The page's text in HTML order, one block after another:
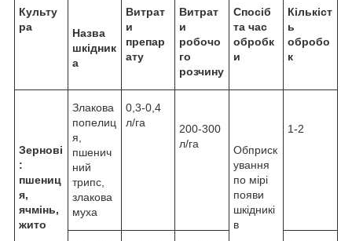
Культу
ра
Назва
шкідник
а
Витрат
и
препар
ату
Витрат
и
робочо
го
розчину
Спосіб
та час
обробк
и
Кількіст
ь
обробо
к
Зернові
:
пшениц
я,
ячмінь,
жито
Злакова
попелиц
я,
пшенич
ний
трипс,
злакова
муха
0,3-0,4
л/га
200-300
л/га
Обприск
ування
по мірі
появи
шкідникі
в
1-2